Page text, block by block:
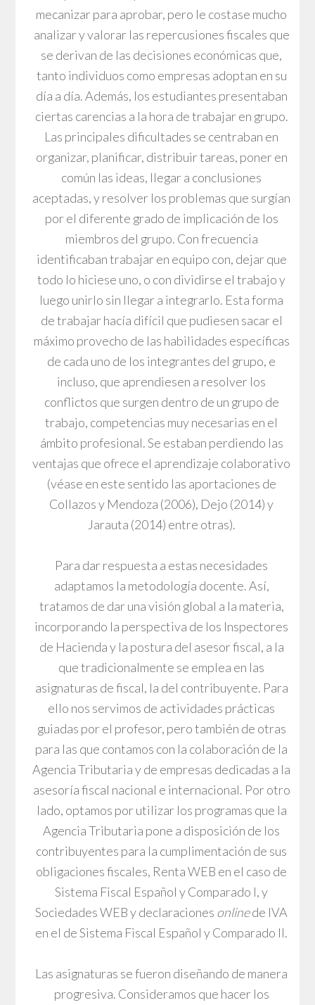
mecanizar para aprobar, pero le costase mucho
analizar y valorar las repercusiones fiscales que
se derivan de las decisiones económicas que,
tanto individuos como empresas adoptan en su
día a día. Además, los estudiantes presentaban
ciertas carencias a la hora de trabajar en grupo.
Las principales dificultades se centraban en
organizar, planificar, distribuir tareas, poner en
común las ideas, llegar a conclusiones
aceptadas, y resolver los problemas que surgían
por el diferente grado de implicación de los
miembros del grupo. Con frecuencia
identificaban trabajar en equipo con, dejar que
todo lo hiciese uno, o con dividirse el trabajo y
luego unirlo sin llegar a integrarlo. Esta forma
de trabajar hacía difícil que pudiesen sacar el
máximo provecho de las habilidades específicas
de cada uno de los integrantes del grupo, e
incluso, que aprendiesen a resolver los
conflictos que surgen dentro de un grupo de
trabajo, competencias muy necesarias en el
ámbito profesional. Se estaban perdiendo las
ventajas que ofrece el aprendizaje colaborativo
(véase en este sentido las aportaciones de
Collazos y Mendoza (2006), Dejo (2014) y
Jarauta (2014) entre otras).
Para dar respuesta a estas necesidades
adaptamos la metodología docente. Así,
tratamos de dar una visión global a la materia,
incorporando la perspectiva de los Inspectores
de Hacienda y la postura del asesor fiscal, a la
que tradicionalmente se emplea en las
asignaturas de fiscal, la del contribuyente. Para
ello nos servimos de actividades prácticas
guiadas por el profesor, pero también de otras
para las que contamos con la colaboración de la
Agencia Tributaria y de empresas dedicadas a la
asesoría fiscal nacional e internacional. Por otro
lado, optamos por utilizar los programas que la
Agencia Tributaria pone a disposición de los
contribuyentes para la cumplimentación de sus
obligaciones fiscales, Renta WEB en el caso de
Sistema Fiscal Español y Comparado I, y
Sociedades WEB y declaraciones onlinede IVA
en el de Sistema Fiscal Español y Comparado II.
Las asignaturas se fueron diseñando de manera
progresiva. Consideramos que hacer los